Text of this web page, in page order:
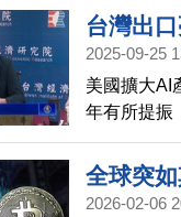
需要格外謹
台灣出
2025-09-25
美國擴大AI
年有所提振
全球突
檔｜台
2026-02-06